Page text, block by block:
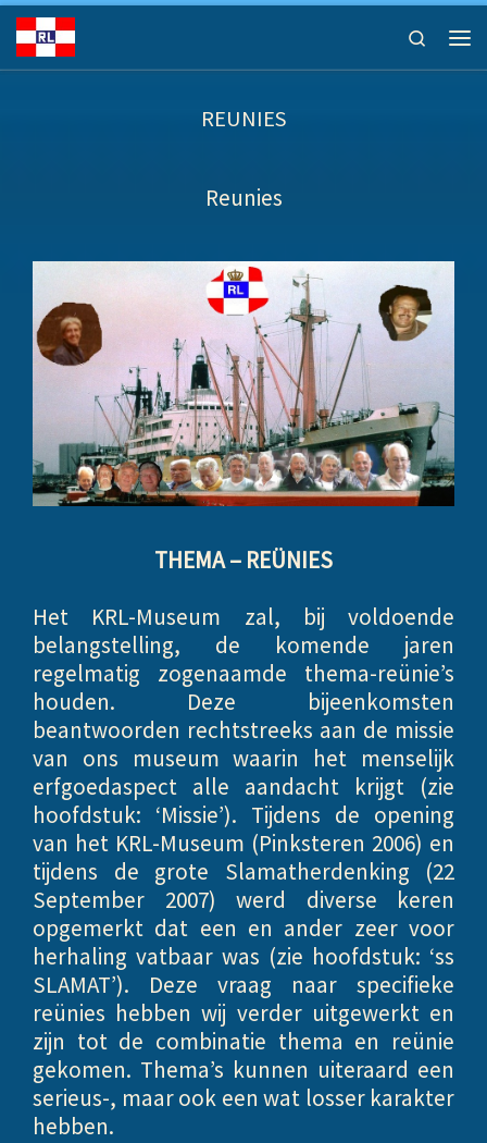
Ga naar inhoud
Search
REUNIES
Reunies
THEMA – REÜNIES
Het KRL-Museum zal, bij voldoende
belangstelling, de komende jaren
regelmatig zogenaamde thema-reünie’s
houden. Deze bijeenkomsten
beantwoorden rechtstreeks aan de missie
van ons museum waarin het menselijk
erfgoedaspect alle aandacht krijgt (zie
hoofdstuk: ‘Missie’). Tijdens de opening
van het KRL-Museum (Pinksteren 2006) en
tijdens de grote Slamatherdenking (22
September 2007) werd diverse keren
opgemerkt dat een en ander zeer voor
herhaling vatbaar was (zie hoofdstuk: ‘ss
SLAMAT’). Deze vraag naar specifieke
reünies hebben wij verder uitgewerkt en
zijn tot de combinatie thema en reünie
gekomen. Thema’s kunnen uiteraard een
serieus-, maar ook een wat losser karakter
hebben.